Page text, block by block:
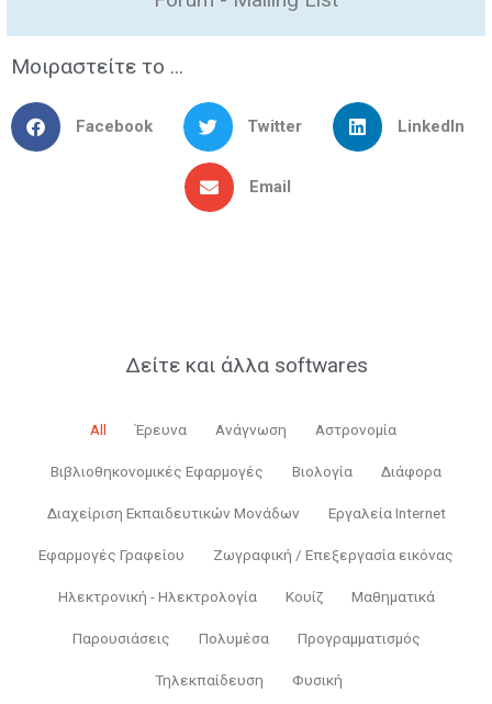
Μοιραστείτε το ...
Facebook Twitter LinkedIn
Email
Δείτε και άλλα softwares
All Έρευνα Ανάγνωση Αστρονομία
Βιβλιοθηκονομικές Εφαρμογές Βιολογία Διάφορα
Διαχείριση Εκπαιδευτικών Μονάδων Εργαλεία Internet
Εφαρμογές Γραφείου Ζωγραφική / Επεξεργασία εικόνας
Ηλεκτρονική - Ηλεκτρολογία Κουίζ Μαθηματικά
Παρουσιάσεις Πολυμέσα Προγραμματισμός
Τηλεκπαίδευση Φυσική